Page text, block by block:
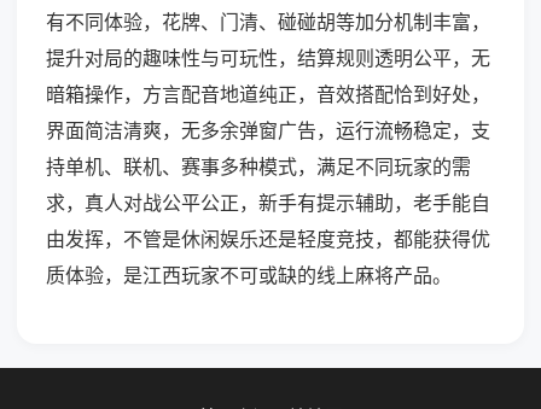
有不同体验，花牌、门清、碰碰胡等加分机制丰富，
提升对局的趣味性与可玩性，结算规则透明公平，无
暗箱操作，方言配音地道纯正，音效搭配恰到好处，
界面简洁清爽，无多余弹窗广告，运行流畅稳定，支
持单机、联机、赛事多种模式，满足不同玩家的需
求，真人对战公平公正，新手有提示辅助，老手能自
由发挥，不管是休闲娱乐还是轻度竞技，都能获得优
质体验，是江西玩家不可或缺的线上麻将产品。